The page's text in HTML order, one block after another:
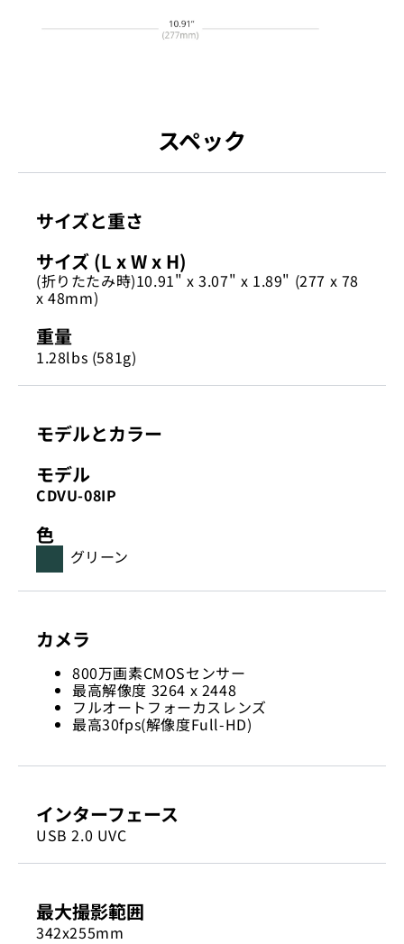
スペック
サイズと重さ
サイズ (L x W x H)
(折りたたみ時)10.91" x 3.07" x 1.89" (277 x 78
x 48mm)
重量
1.28lbs (581g)
モデルとカラー
モデル
CDVU-08IP
色
グリーン
カメラ
800万画素CMOSセンサー
最高解像度 3264 x 2448
フルオートフォーカスレンズ
最高30fps(解像度Full-HD)
インターフェース
USB 2.0 UVC
最大撮影範囲
342x255mm